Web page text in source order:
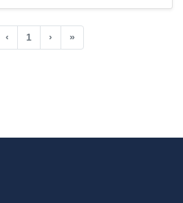
‹ 1 › »